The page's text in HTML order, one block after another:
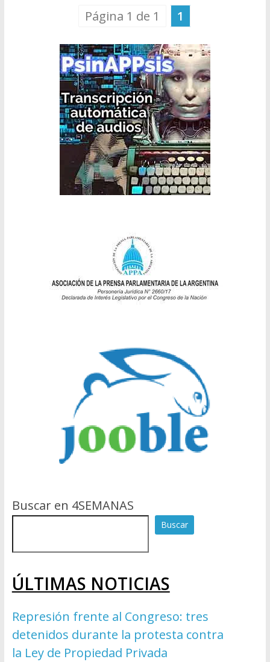
Página 1 de 1 1
Buscar en 4SEMANAS
Buscar
ÚLTIMAS NOTICIAS
Represión frente al Congreso: tres
detenidos durante la protesta contra
la Ley de Propiedad Privada